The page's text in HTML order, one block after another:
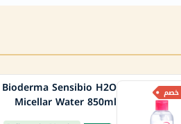
Bioderma Sensibio H2O
Micellar Water 850ml